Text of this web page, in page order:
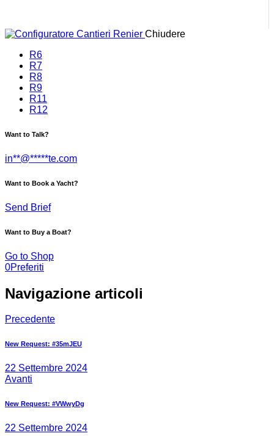
Chiudere
R6
R7
R8
R9
R11
R12
Want to Talk?
in**@*****te.com
Want to Book a Yacht?
Send Brief
Want to Buy a Boat?
Go to Shop
0Preferiti
Navigazione articoli
Precedente
New Request: #35mJEU
22 Settembre 2024
Avanti
New Request: #VWwyDg
22 Settembre 2024